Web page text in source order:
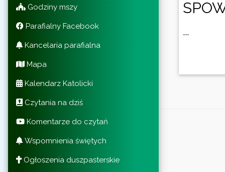
Godziny mszy
Parafialny Facebook
Kancelaria parafialna
Mapa
Kalendarz Katolicki
Czytania na dziś
Komentarze do czytań
Wspomnienia świętych
Ogłoszenia duszpasterskie
...